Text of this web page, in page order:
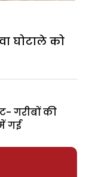
घोटाले को
गरीबों की
गई